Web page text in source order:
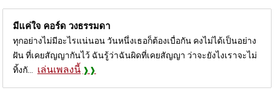
มีแค่ใจ คอร์ด วงธรรมดา
ทุกอย่างไม่มีอะไรแน่นอน วันหนึ่งเธอก็ต้องเบื่อกัน คงไม่ได้เป็นอย่าง
ฝัน ที่เคยสัญญากันไว้ ฉันรู้ว่าฉันผิดที่เคยสัญญา ว่าจะยังไงเราจะไม่
ทิ้งกั... เล่นเพลงนี้